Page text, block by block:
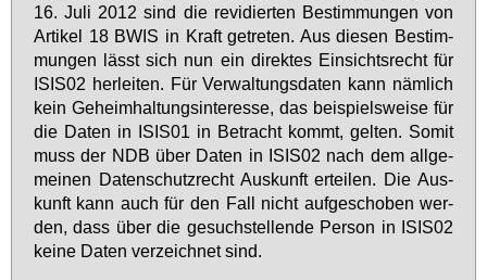
16. Ju­li 2012 sind die re­vi­dier­ten Be­stim­mun­gen von
Ar­ti­kel 18 BWIS in Kraft ge­tre­ten. Aus die­sen Be­stim­
mun­gen lässt sich nun ein di­rek­tes Ein­sichts­recht für
ISIS02 her­lei­ten. Für Ver­wal­tungs­da­ten kann näm­lich
kein Ge­heim­hal­tungs­in­ter­es­se, das bei­spiels­wei­se für
die Da­ten in ISIS01 in Be­tracht kommt, gel­ten. So­mit
muss der NDB über Da­ten in ISIS02 nach dem all­ge­
mei­nen Da­ten­schutz­recht Aus­kunft er­tei­len. Die Aus­
kunft kann auch für den Fall nicht auf­ge­scho­ben wer­
den, dass über die ge­such­stel­len­de Per­son in ISIS02
kei­ne Da­ten ver­zeich­net sind.